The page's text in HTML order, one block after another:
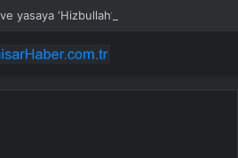
yasaya ‘Hizbullah’ önerisi